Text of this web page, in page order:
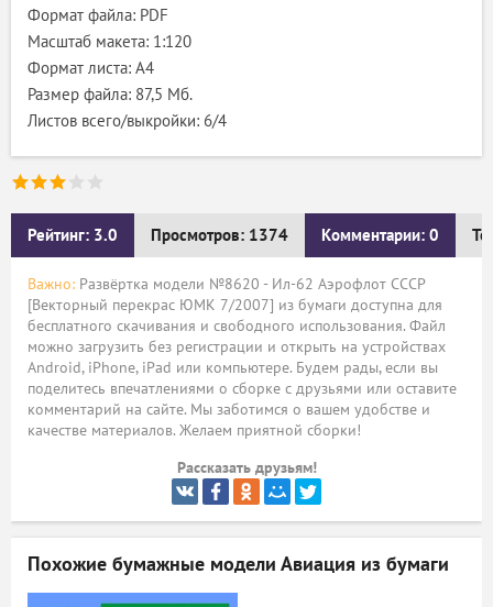
Формат файла: PDF
Масштаб макета: 1:120
Формат листа: А4
Размер файла: 87,5 Мб.
Листов всего/выкройки: 6/4
Рейтинг: 3.0 Просмотров: 1374 Комментарии: 0
Важно: Развёртка модели №8620 - Ил-62 Аэрофлот СССР
[Векторный перекрас ЮМК 7/2007] из бумаги доступна для
бесплатного скачивания и свободного использования. Файл
можно загрузить без регистрации и открыть на устройствах
Android, iPhone, iPad или компьютере. Будем рады, если вы
поделитесь впечатлениями о сборке с друзьями или оставите
комментарий на сайте. Мы заботимся о вашем удобстве и
качестве материалов. Желаем приятной сборки!
Рассказать друзьям!
Похожие бумажные модели Авиация из бумаги